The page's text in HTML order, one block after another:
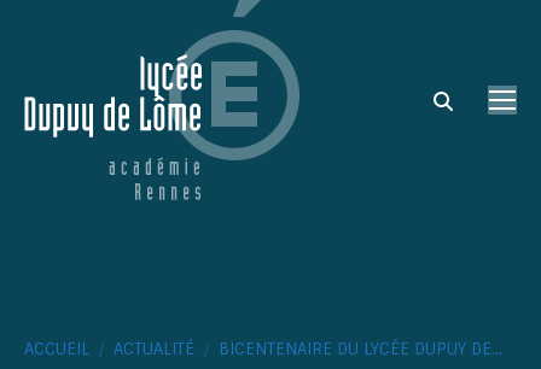
Search:
Vous êtes ici :
ACCUEIL ACTUALITÉ BICENTENAIRE DU LYCÉE DUPUY DE…